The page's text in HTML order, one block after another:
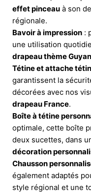
effet pinceau à son
régionale.
Bavoir à impression :
une utilisation
drapeau thème
Tétine et attache
garantissent la
décorées avec nos
drapeau France.
Boîte à tétine
optimale, cette boîte
deux sucettes, dans
décoration
Chausson
également adaptés
style régional et une